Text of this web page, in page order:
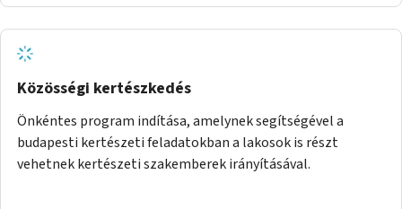
Közösségi kertészkedés
Önkéntes program indítása, amelynek segítségével a
budapesti kertészeti feladatokban a lakosok is részt
vehetnek kertészeti szakemberek irányításával.